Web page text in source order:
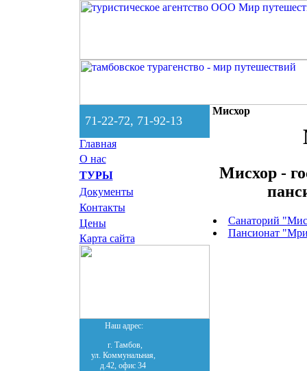
71-22-72, 71-92-13
Главная
О нас
ТУРЫ
Документы
Контакты
Цены
Карта сайта
Наш адрес:
г. Тамбов,
ул. Коммунальная,
д.42, офис 34
Мисхор
Мисхор -
Санаторий
Пансионат